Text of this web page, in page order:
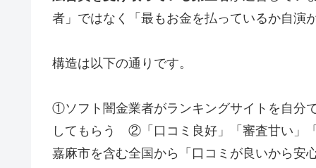
者」ではなく「最もお金を払っているか自演
構造は以下の通りです。
①ソフト闇金業者がランキングサイトを自分
してもらう ②「口コミ良好」「審査甘い」
嘉麻市を含む全国から「口コミが良いから